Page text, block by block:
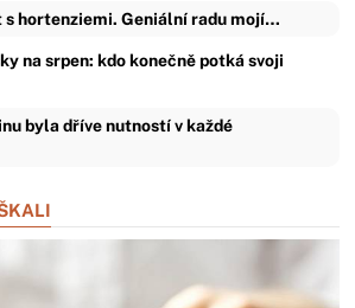
s hortenziemi. Geniální radu mojí…
na srpen: kdo konečně potká svoji
byla dříve nutností v každé